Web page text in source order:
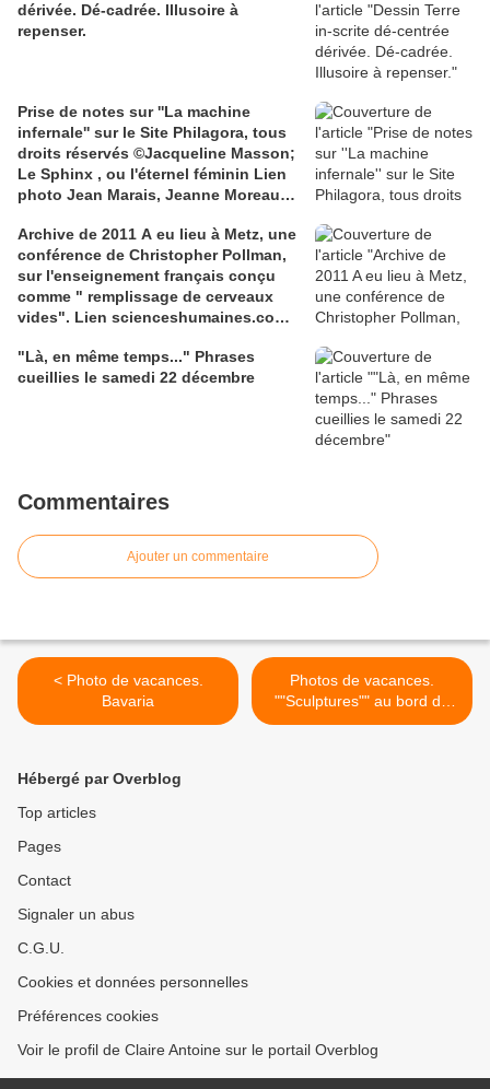
dérivée. Dé-cadrée. Illusoire à
repenser.
Prise de notes sur ''La machine
infernale'' sur le Site Philagora, tous
droits réservés ©Jacqueline Masson;
Le Sphinx , ou l'éternel féminin Lien
photo Jean Marais, Jeanne Moreau
Archive de 2011 A eu lieu à Metz, une
conférence de Christopher Pollman,
sur l'enseignement français conçu
comme " remplissage de cerveaux
vides". Lien scienceshumaines.com,
Léotard, ''Le dressage des élites...''
"Là, en même temps..." Phrases
cueillies le samedi 22 décembre
Commentaires
Ajouter un commentaire
< Photo de vacances.
Bavaria
Photos de vacances.
""Sculptures"" au bord du
début d'un lac à Freising (
Hébergé par Overblog
Top articles
Pages
Contact
Signaler un abus
C.G.U.
Cookies et données personnelles
Préférences cookies
Voir le profil de Claire Antoine sur le portail Overblog